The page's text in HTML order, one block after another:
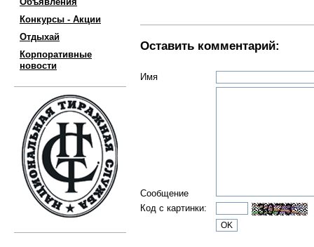
Конкурсы - Акции
Отдыхай
Корпоративные
новости
Оставить комментарий:
Имя
Сообщение
Код с картинки: